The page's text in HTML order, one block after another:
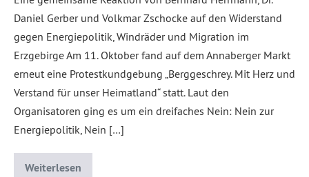
Daniel Gerber und Volkmar Zschocke auf den Widerstand
gegen Energiepolitik, Windräder und Migration im
Erzgebirge Am 11. Oktober fand auf dem Annaberger Markt
erneut eine Protestkundgebung „Berggeschrey. Mit Herz und
Verstand für unser Heimatland“ statt. Laut den
Organisatoren ging es um ein dreifaches Nein: Nein zur
Energiepolitik, Nein […]
Weiterlesen